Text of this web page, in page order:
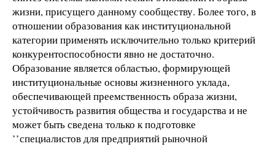
жизни, присущего данному сообществу. Более того, в
отношении образования как институциональной
категории применять исключительно только критерий
конкурентоспособности явно не достаточно.
Образование является областью, формирующей
институциональные основы жизненного уклада,
обеспечивающей преемственность образа жизни,
устойчивость развития общества и государства и не
может быть сведена только к подготовке
’’специалистов для предприятий рыночной